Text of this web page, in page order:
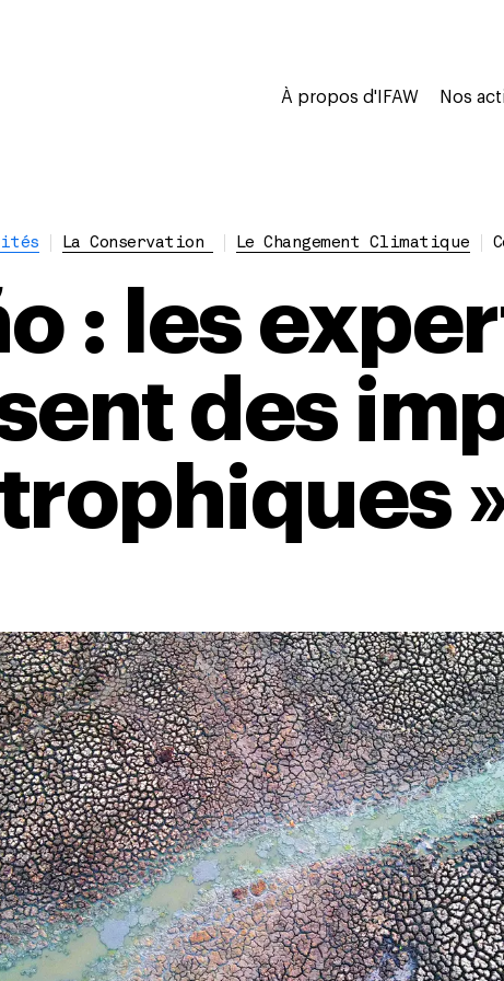
À propos d'IFAW Nos
La Conservation Le Changement Climatique
: les
des